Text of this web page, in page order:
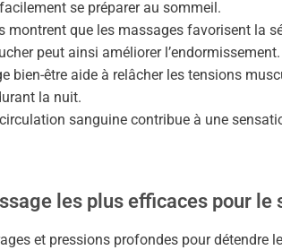
se préparer au sommeil.
montrent que les massages favorisent la
peut ainsi améliorer l’endormissement.
bien-être aide à relâcher les tensions
la nuit.
sanguine contribue à une
les plus efficaces pour le
et pressions profondes pour détendre